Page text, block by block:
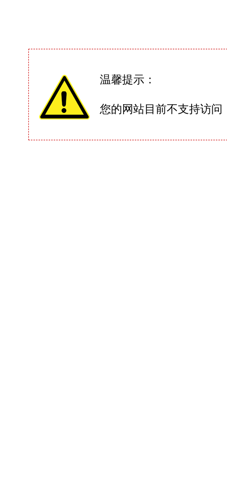
温馨提示：
您的网站目前不支持访